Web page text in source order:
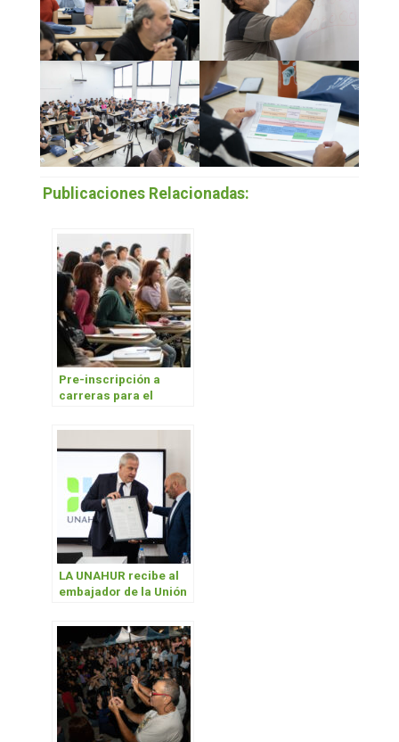
Publicaciones Relacionadas:
Pre-inscripción a
carreras para el
2025
LA UNAHUR recibe al
embajador de la Unión
Argentina